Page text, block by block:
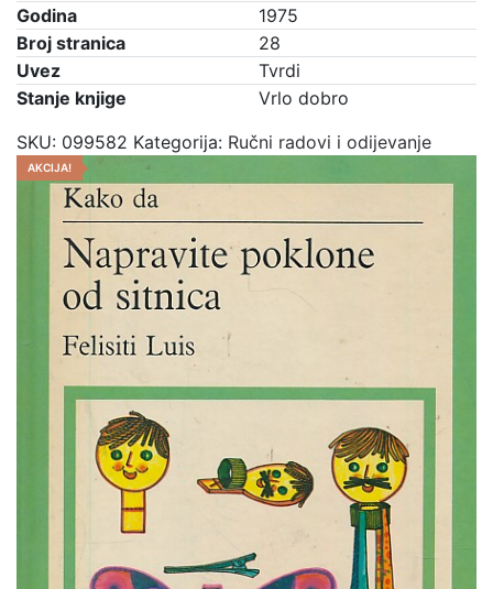
Godina
1975
Broj stranica
28
Uvez
Tvrdi
Stanje knjige
Vrlo dobro
SKU: 099582 Kategorija: Ručni radovi i odijevanje
AKCIJA!